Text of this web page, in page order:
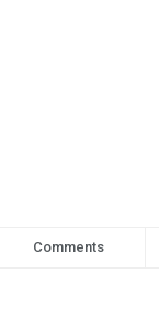
Comments